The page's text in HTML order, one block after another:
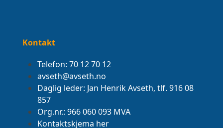
Kontakt
Telefon: 70 12 70 12
avseth@avseth.no
Daglig leder: Jan Henrik Avseth, tlf. 916 08
857
Org.nr.: 966 060 093 MVA
Kontaktskjema her